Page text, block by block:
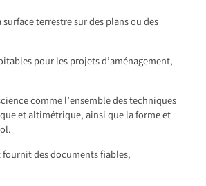
terrestre sur des plans ou des
pour les projets d’aménagement,
comme l’ensemble des techniques
et altimétrique, ainsi que la forme et
fournit des documents fiables,